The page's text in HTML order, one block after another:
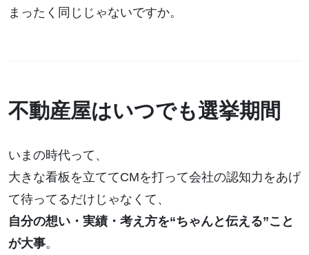
まったく同じじゃないですか。
不動産屋はいつでも選挙期間
いまの時代って、
大きな看板を立ててCMを打って会社の認知力をあげ
て待ってるだけじゃなくて、
自分の想い・実績・考え方を“ちゃんと伝える”こと
が大事。